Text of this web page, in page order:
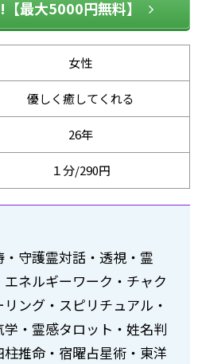
最大5000円無料】
女性
優しく癒してくれる
26年
１分/290円
守護霊対話・透視・霊
ネルギーワーク・チャク
ング・スピリチュアル・
・霊感タロット・姓名判
推命・宿曜占星術・東洋